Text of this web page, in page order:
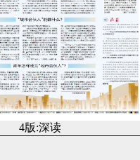
4版:深读